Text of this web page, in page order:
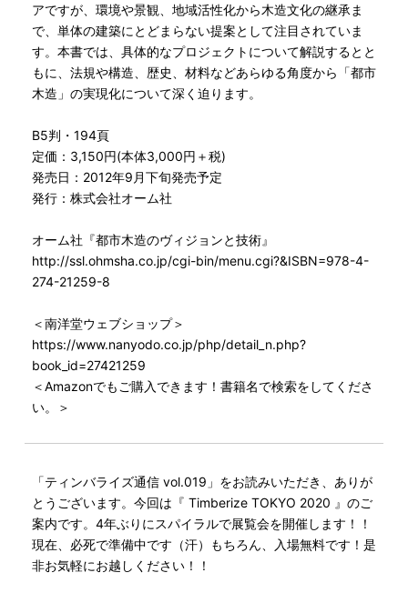
アですが、環境や景観、地域活性化から木造文化の継承ま
で、単体の建築にとどまらない提案として注目されていま
す。本書では、具体的なプロジェクトについて解説するとと
もに、法規や構造、歴史、材料などあらゆる角度から「都市
木造」の実現化について深く迫ります。
B5判・194頁
定価：3,150円(本体3,000円＋税)
発売日：2012年9月下旬発売予定
発行：株式会社オーム社
オーム社『都市木造のヴィジョンと技術』
http://ssl.ohmsha.co.jp/cgi-bin/menu.cgi?&ISBN=978-4-
274-21259-8
＜南洋堂ウェブショップ＞
https://www.nanyodo.co.jp/php/detail_n.php?
book_id=27421259
＜Amazonでもご購入できます！書籍名で検索をしてくださ
い。＞
「ティンバライズ通信 vol.019」をお読みいただき、ありが
とうございます。今回は『 Timberize TOKYO 2020 』のご
案内です。4年ぶりにスパイラルで展覧会を開催します！！
現在、必死で準備中です（汗）もちろん、入場無料です！是
非お気軽にお越しください！！